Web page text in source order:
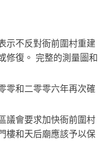
示不反對衙前圍村重建
修復。 完整的測量圖和
零和二零零六年再次確
議會要求加快衙前圍村
樓和天后廟應該予以保